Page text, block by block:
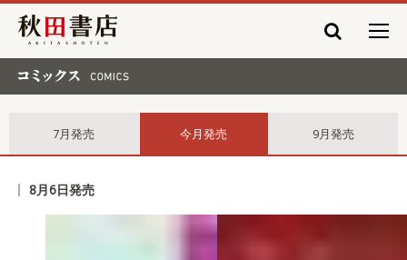
秋田書店
7月発売 今月発売 9月発売
8月6日発売